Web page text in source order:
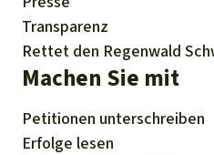
Transparenz
Rettet den Regenwald
Machen Sie mit
Petitionen unterschreiben
Erfolge lesen